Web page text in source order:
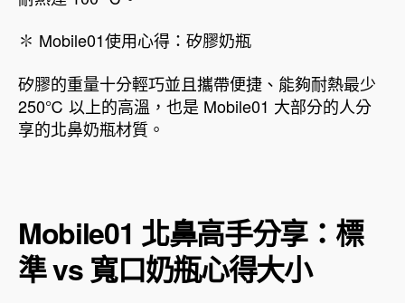
✽ Mobile01使用心得：矽膠奶瓶
矽膠的重量十分輕巧並且攜帶便捷、能夠耐熱最少
250℃ 以上的高溫，也是 Mobile01 大部分的人分
享的北鼻奶瓶材質。
Mobile01 北鼻高手分享：標
準 vs 寬口奶瓶心得大小